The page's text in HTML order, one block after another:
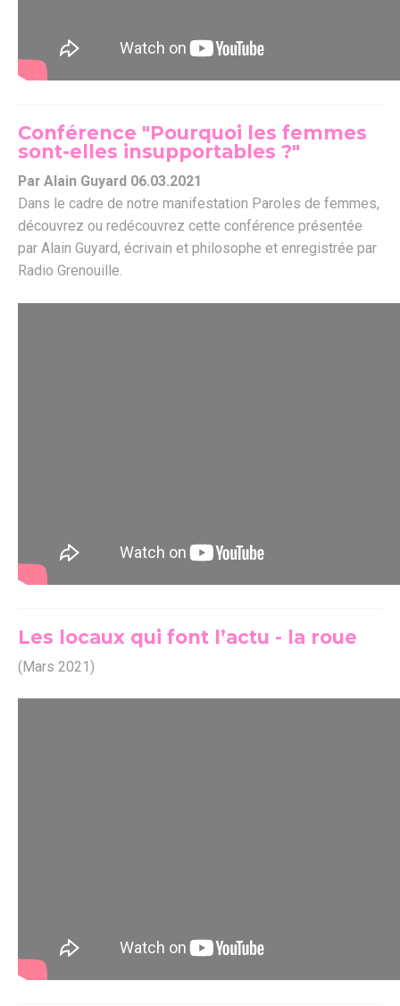
Conférence "Pourquoi les femmes
sont-elles insupportables ?"
Par Alain Guyard 06.03.2021
Dans le cadre de notre manifestation Paroles de femmes,
découvrez ou redécouvrez cette conférence présentée
par Alain Guyard, écrivain et philosophe et enregistrée par
Radio Grenouille.
Les locaux qui font l’actu - la roue
(Mars 2021)